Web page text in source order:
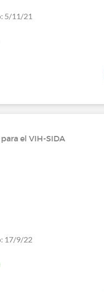
5/11/21
el VIH-SIDA
17/9/22